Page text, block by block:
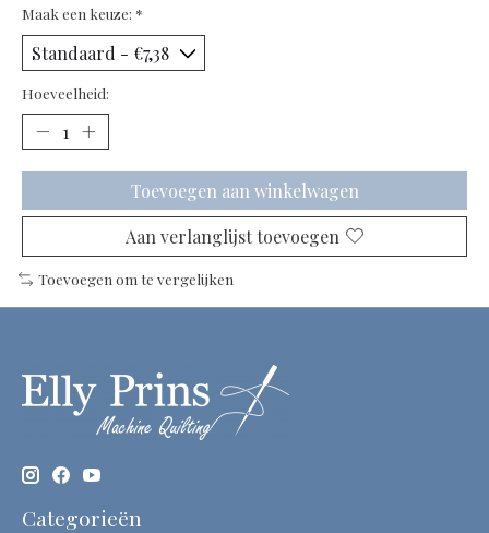
Maak een keuze: *
Hoeveelheid:
Toevoegen aan winkelwagen
Aan verlanglijst toevoegen
Toevoegen om te vergelijken
Categorieën